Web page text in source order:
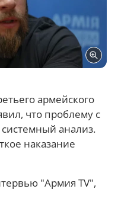
армейского
что проблему с
анализ.
наказание
"Армия TV",